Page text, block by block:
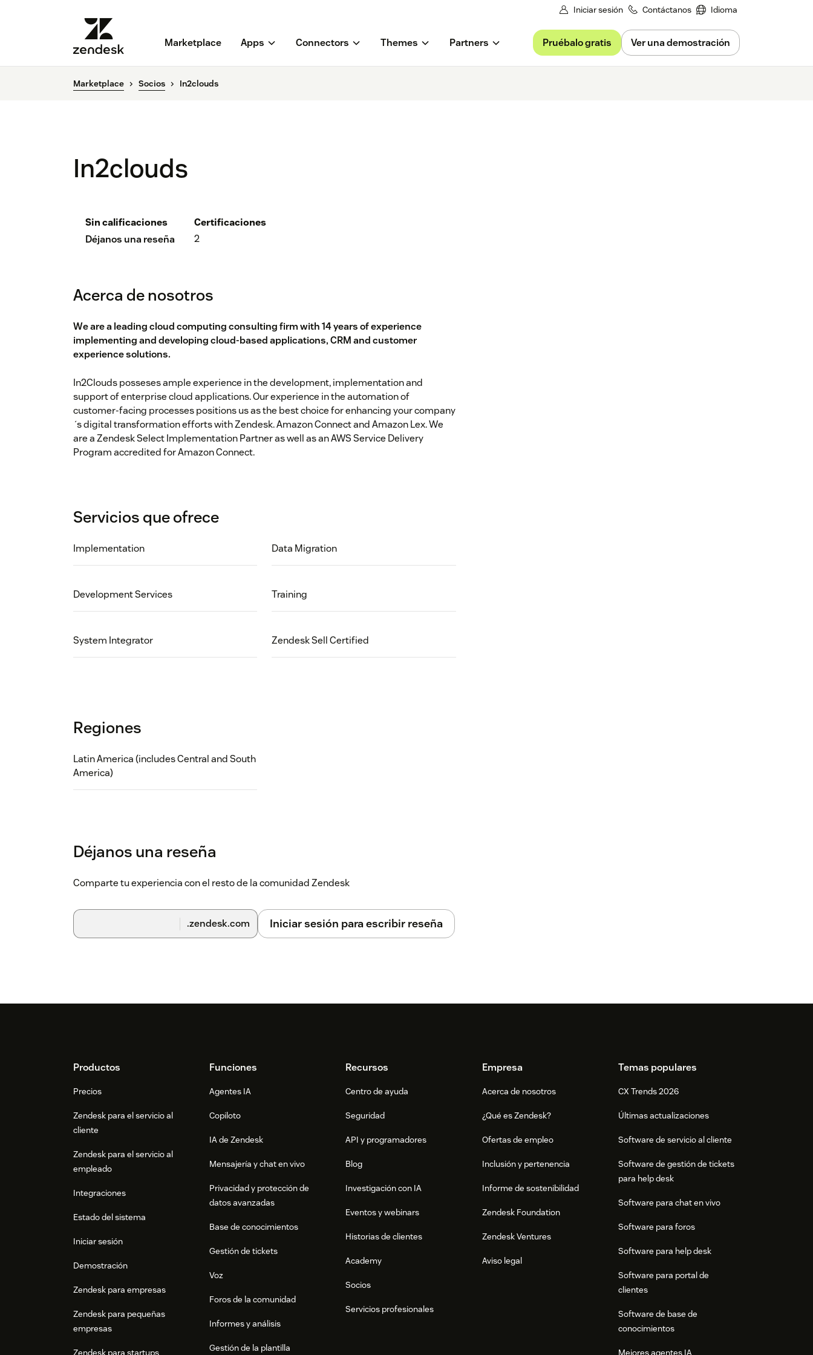
Iniciar sesión Contáctanos Idioma
Marketplace Apps Connectors Themes Partners Pruébalo gratis Ver una demostración
Marketplace Socios In2clouds
In2clouds
Sin calificaciones
Déjanos una reseña
Certificaciones
2
Acerca de nosotros
We are a leading cloud computing consulting firm with 14 years of experience
implementing and developing cloud-based applications, CRM and customer
experience solutions.
In2Clouds posseses ample experience in the development, implementation and
support of enterprise cloud applications. Our experience in the automation of
customer-facing processes positions us as the best choice for enhancing your company
´s digital transformation efforts with Zendesk. Amazon Connect and Amazon Lex. We
are a Zendesk Select Implementation Partner as well as an AWS Service Delivery
Program accredited for Amazon Connect.
Servicios que ofrece
Implementation Data Migration
Development Services Training
System Integrator Zendesk Sell Certified
Regiones
Latin America (includes Central and South
America)
Déjanos una reseña
Comparte tu experiencia con el resto de la comunidad Zendesk
.zendesk.com Iniciar sesión para escribir reseña
FooterProductos
Precios
Zendesk para el servicio al
cliente
Zendesk para el servicio al
empleado
Integraciones
Estado del sistema
Iniciar sesión
Demostración
Zendesk para empresas
Zendesk para pequeñas
empresas
Funciones
Agentes IA
Copiloto
IA de Zendesk
Mensajería y chat en vivo
Privacidad y protección de
datos avanzadas
Base de conocimientos
Gestión de tickets
Voz
Foros de la comunidad
Informes y análisis
Gestión de la plantilla
Recursos
Centro de ayuda
Seguridad
API y programadores
Blog
Investigación con IA
Eventos y webinars
Historias de clientes
Academy
Socios
Servicios profesionales
Empresa
Acerca de nosotros
¿Qué es Zendesk?
Ofertas de empleo
Inclusión y pertenencia
Informe de sostenibilidad
Zendesk Foundation
Zendesk Ventures
Aviso legal
Temas populares
CX Trends 2026
Últimas actualizaciones
Software de servicio al cliente
Software de gestión de tickets
para help desk
Software para chat en vivo
Software para foros
Software para help desk
Software para portal de
clientes
Software de base de
conocimientos